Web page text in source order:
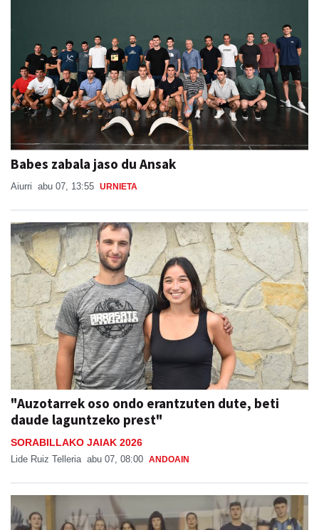
Babes zabala jaso du Ansak
Aiurri abu 07, 13:55 URNIETA
"Auzotarrek oso ondo erantzuten dute, beti
daude laguntzeko prest"
SORABILLAKO JAIAK 2026
Lide Ruiz Telleria abu 07, 08:00 ANDOAIN